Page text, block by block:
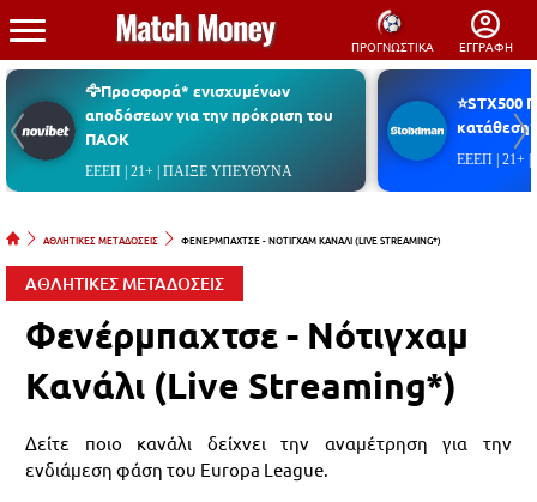
ΠΡΟΓΝΩΣΤΙΚΑ ΕΓΓΡΑΦΗ
🦅Προσφορά* ενισχυμένων
αποδόσεων για την πρόκριση του
ΠΑΟΚ
ΕΕΕΠ | 21+ | ΠΑΙΞΕ ΥΠΕΥΘΥΝΑ
⭐STX500
ΕΕΕΠ | 21+
ΑΘΛΗΤΙΚΕΣ ΜΕΤΑΔΟΣΕΙΣ ΦΕΝΕΡΜΠΑΧΤΣΕ - ΝΟΤΙΓΧΑΜ ΚΑΝΑΛΙ (LIVE STREAMING*)
ΑΘΛΗΤΙΚΕΣ ΜΕΤΑΔΟΣΕΙΣ
Φενέρμπαχτσε - Νότιγχαμ
Κανάλι (Live Streaming*)
Δείτε ποιο κανάλι δείχνει την αναμέτρηση για την
ενδιάμεση φάση του Europa League.